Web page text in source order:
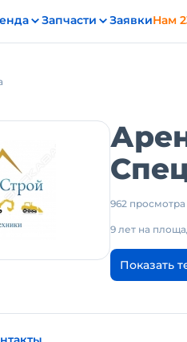
Запчасти ЗаявкиНам
962
9 лет на
Показать